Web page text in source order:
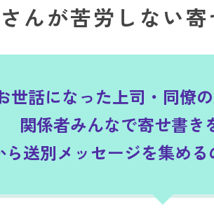
んが苦労しない寄
世話になった上司・同僚の
関係者みんなで寄せ書き
ら送別メッセージを集める